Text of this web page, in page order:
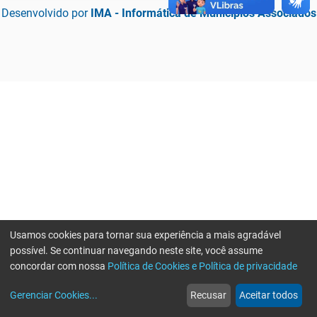
Desenvolvido por IMA - Informática de Municípios Associados
web
Notícias
more_horiz
Mais
Usamos cookies para tornar sua experiência a mais agradável
possível. Se continuar navegando neste site, você assume
concordar com nossa Política de Cookies e Política de privacidade
Gerenciar Cookies... Recusar Aceitar todos
Erro ao enviar informações, por favor tente novamente